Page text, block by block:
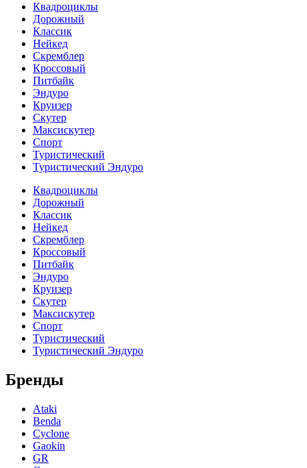
Квадроциклы
Дорожный
Классик
Нейкед
Скремблер
Кроссовый
Питбайк
Эндуро
Круизер
Скутер
Максискутер
Спорт
Туристический
Туристический Эндуро
Квадроциклы
Дорожный
Классик
Нейкед
Скремблер
Кроссовый
Питбайк
Эндуро
Круизер
Скутер
Максискутер
Спорт
Туристический
Туристический Эндуро
Бренды
Ataki
Benda
Cyclone
Gaokin
GR